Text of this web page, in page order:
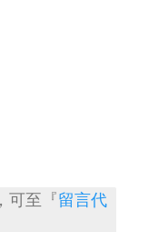
可至『留言代